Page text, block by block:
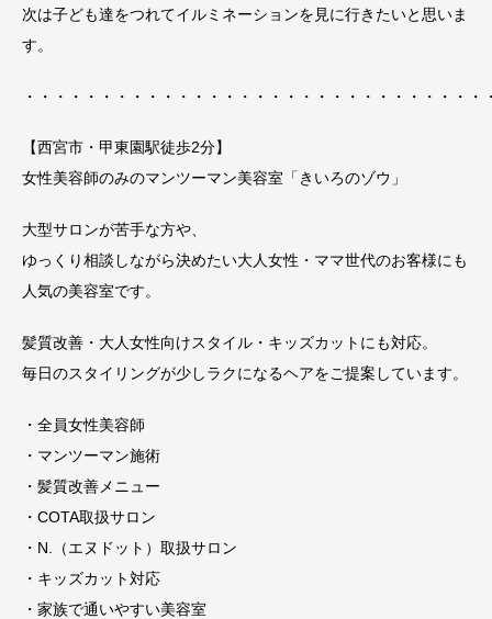
次は子ども達をつれてイルミネーションを見に行きたいと思いま
す。
・・・・・・・・・・・・・・・・・・・・・・・・・・・・・・
【西宮市・甲東園駅徒歩2分】
女性美容師のみのマンツーマン美容室「きいろのゾウ」
大型サロンが苦手な方や、
ゆっくり相談しながら決めたい大人女性・ママ世代のお客様にも
人気の美容室です。
髪質改善・大人女性向けスタイル・キッズカットにも対応。
毎日のスタイリングが少しラクになるヘアをご提案しています。
・全員女性美容師
・マンツーマン施術
・髪質改善メニュー
・COTA取扱サロン
・N.（エヌドット）取扱サロン
・キッズカット対応
・家族で通いやすい美容室